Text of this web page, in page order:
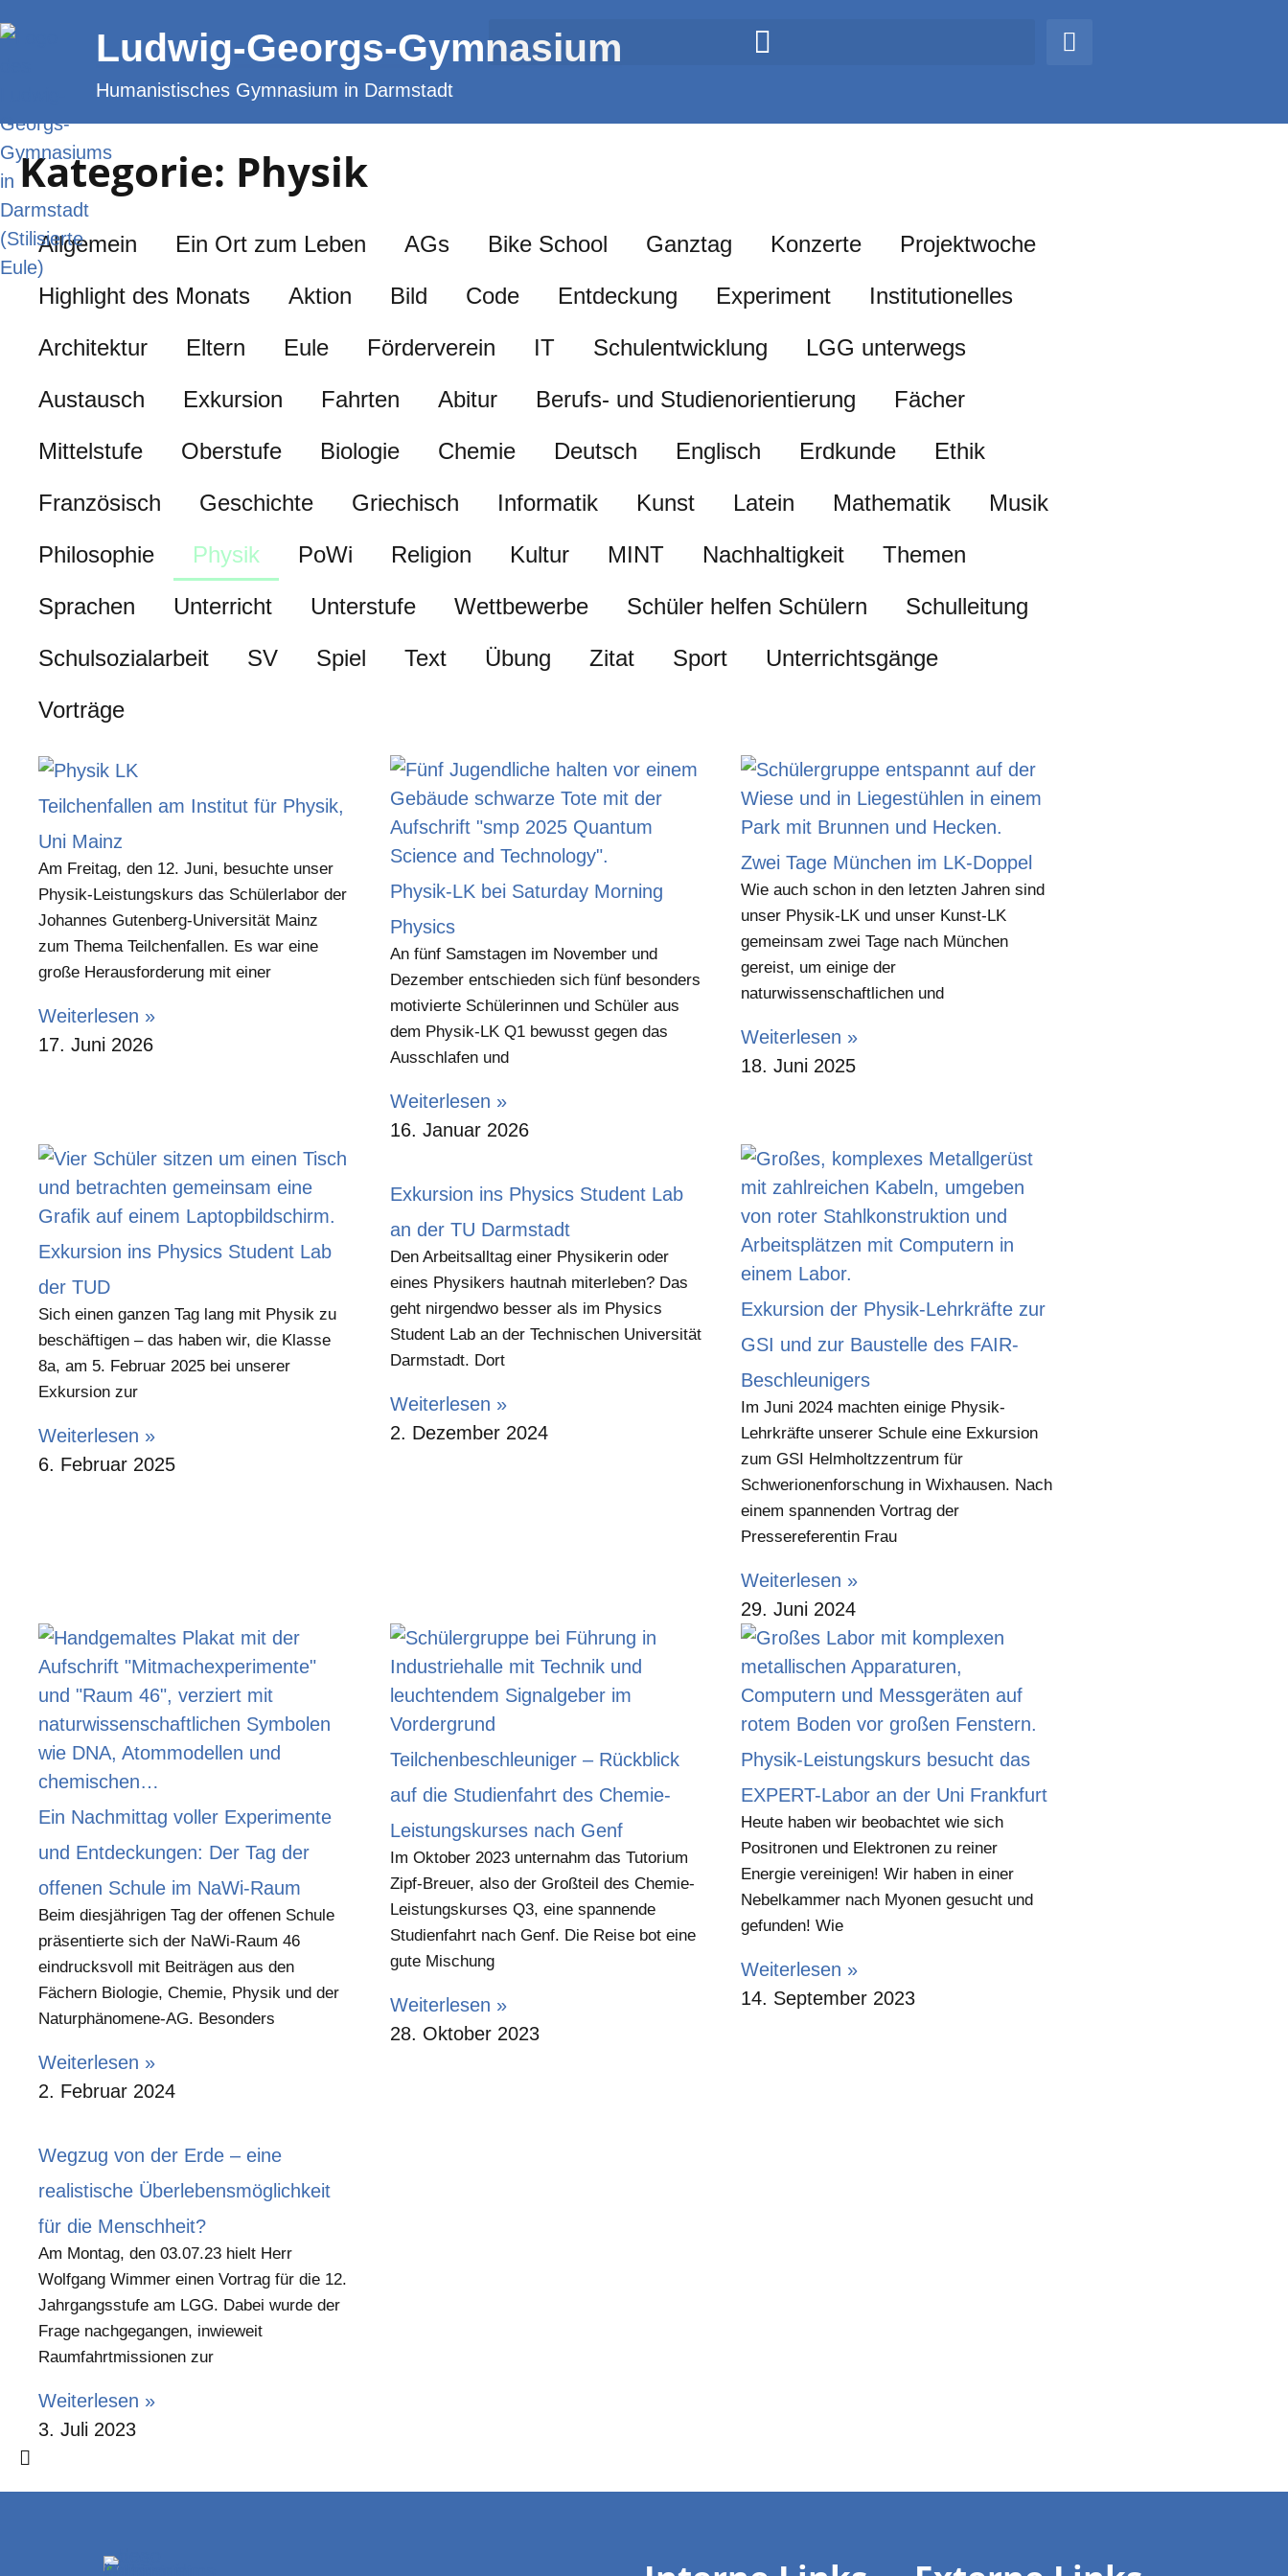
Inhalt
Ludwig-Georgs-Gymnasium
Humanistisches Gymnasium in Darmstadt
Kategorie: Physik
Allgemein Ein Ort zum Leben AGs Bike School Ganztag Konzerte
Projektwoche
Highlight des Monats
Aktion Bild Code Entdeckung Experiment
Institutionelles
Architektur
Eltern Eule Förderverein IT Schulentwicklung
LGG unterwegs
Austausch
Exkursion Fahrten Abitur Berufs- und Studienorientierung
Fächer
Mittelstufe
Oberstufe Biologie Chemie Deutsch Englisch Erdkunde
Ethik
Französisch
Geschichte Griechisch Informatik Kunst Latein Mathematik
Musik
Philosophie
Physik PoWi Religion Kultur MINT Nachhaltigkeit
Themen
Sprachen
Unterricht Unterstufe Wettbewerbe Schüler helfen Schülern
Schulleitung
Schulsozialarbeit
SV Spiel Text Übung Zitat Sport
Unterrichtsgänge
Vorträge
Teilchenfallen am Institut für Physik,
Uni Mainz
Am Freitag, den 12. Juni, besuchte unser
Physik-Leistungskurs das Schülerlabor der
Johannes Gutenberg‑Universität Mainz
zum Thema Teilchenfallen. Es war eine
große Herausforderung mit einer
Weiterlesen »
17. Juni 2026
Physik-LK bei Saturday Morning
Physics
An fünf Samstagen im November und
Dezember entschieden sich fünf besonders
motivierte Schülerinnen und Schüler aus
dem Physik-LK Q1 bewusst gegen das
Ausschlafen und
Weiterlesen »
16. Januar 2026
Zwei Tage München im LK-Doppel
Wie auch schon in den letzten Jahren sind
unser Physik-LK und unser Kunst-LK
gemeinsam zwei Tage nach München
gereist, um einige der
naturwissenschaftlichen und
Weiterlesen »
18. Juni 2025
Exkursion ins Physics Student Lab
der TUD
Sich einen ganzen Tag lang mit Physik zu
beschäftigen – das haben wir, die Klasse
8a, am 5. Februar 2025 bei unserer
Exkursion zur
Weiterlesen »
6. Februar 2025
Exkursion ins Physics Student Lab
an der TU Darmstadt
Den Arbeitsalltag einer Physikerin oder
eines Physikers hautnah miterleben? Das
geht nirgendwo besser als im Physics
Student Lab an der Technischen Universität
Darmstadt. Dort
Weiterlesen »
2. Dezember 2024
Exkursion der Physik-Lehrkräfte zur
GSI und zur Baustelle des FAIR-
Beschleunigers
Im Juni 2024 machten einige Physik-
Lehrkräfte unserer Schule eine Exkursion
zum GSI Helmholtzzentrum für
Schwerionenforschung in Wixhausen. Nach
einem spannenden Vortrag der
Pressereferentin Frau
Weiterlesen »
29. Juni 2024
Ein Nachmittag voller Experimente
und Entdeckungen: Der Tag der
offenen Schule im NaWi-Raum
Beim diesjährigen Tag der offenen Schule
präsentierte sich der NaWi-Raum 46
eindrucksvoll mit Beiträgen aus den
Fächern Biologie, Chemie, Physik und der
Naturphänomene-AG. Besonders
Weiterlesen »
2. Februar 2024
Teilchenbeschleuniger – Rückblick
auf die Studienfahrt des Chemie-
Leistungskurses nach Genf
Im Oktober 2023 unternahm das Tutorium
Zipf-Breuer, also der Großteil des Chemie-
Leistungskurses Q3, eine spannende
Studienfahrt nach Genf. Die Reise bot eine
gute Mischung
Weiterlesen »
28. Oktober 2023
Physik-Leistungskurs besucht das
EXPERT-Labor an der Uni Frankfurt
Heute haben wir beobachtet wie sich
Positronen und Elektronen zu reiner
Energie vereinigen! Wir haben in einer
Nebelkammer nach Myonen gesucht und
gefunden! Wie
Weiterlesen »
14. September 2023
Wegzug von der Erde – eine
realistische Überlebensmöglichkeit
für die Menschheit?
Am Montag, den 03.07.23 hielt Herr
Wolfgang Wimmer einen Vortrag für die 12.
Jahrgangsstufe am LGG. Dabei wurde der
Frage nachgegangen, inwieweit
Raumfahrtmissionen zur
Weiterlesen »
3. Juli 2023